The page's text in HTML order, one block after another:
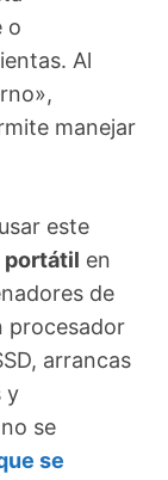
o
Al
manejar
este
portátil en
de
procesador
arrancas
y
se
se